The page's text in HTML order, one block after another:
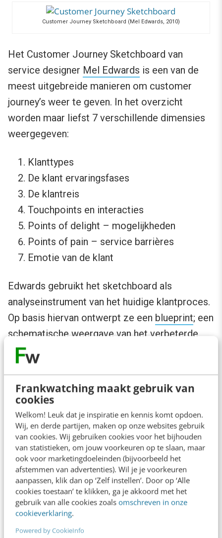
Frankwatching maakt gebruik van
cookies
Welkom! Leuk dat je inspiratie en kennis komt opdoen.
Wij, en derde partijen, maken op onze websites gebruik
van cookies. Wij gebruiken cookies voor het bijhouden
van statistieken, om jouw voorkeuren op te slaan, maar
ook voor marketingdoeleinden (bijvoorbeeld het
afstemmen van advertenties). Wil je je voorkeuren
aanpassen, klik dan op ‘Zelf instellen’. Door op ‘Alle
cookies toestaan’ te klikken, ga je akkoord met het
gebruik van alle cookies zoals omschreven in onze
cookieverklaring.
Powered by CookieInfo
Customer Journey Sketchboard (Mel Edwards, 2010)
Het Customer Journey Sketchboard van
service designer Mel Edwards is een van de
meest uitgebreide manieren om customer
journey’s weer te geven. In het overzicht
worden maar liefst 7 verschillende dimensies
weergegeven:
Klanttypes
De klant ervaringsfases
De klantreis
Touchpoints en interacties
Points of delight – mogelijkheden
Points of pain – service barrières
Emotie van de klant
Edwards gebruikt het sketchboard als
analyseinstrument van het huidige klantproces.
Op basis hiervan ontwerpt ze een blueprint; een
schematische weergave van het verbeterde
service proces. Door het grote aantal
dimensies is de map minder overzichtelijk dan
andere varianten.
Lego’s customer experience wheel
Customer experience Wheel (Lego, 2009)
Legomaakt gebruik van hetcustomer
experience wheelom klantervaringen in kaart te
brengen. Het doel dat Lego daarbij voor ogen
heeft is om een ‘wow’-effect in de